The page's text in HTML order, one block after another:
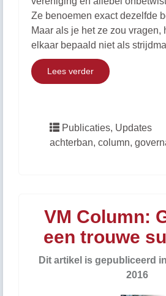
Ze benoemen exact dezelfde
Maar als je het ze zou vragen,
elkaar bepaald niet als
Lees verder
Publicaties, Updates
achterban, column,
VM Column:
een trouwe
Dit artikel is gepubliceerd
2016